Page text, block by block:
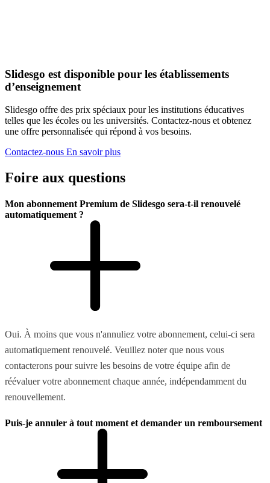
Slidesgo est disponible pour les établissements
d’enseignement
Slidesgo offre des prix spéciaux pour les institutions éducatives
telles que les écoles ou les universités. Contactez-nous et obtenez
une offre personnalisée qui répond à vos besoins.
Contactez-nous En savoir plus
Foire aux questions
Mon abonnement Premium de Slidesgo sera-t-il renouvelé
automatiquement ?
Oui. À moins que vous n'annuliez votre abonnement, celui-ci sera
automatiquement renouvelé. Veuillez noter que nous vous
contacterons pour suivre les besoins de votre équipe afin de
réévaluer votre abonnement chaque année, indépendamment du
renouvellement.
Puis-je annuler à tout moment et demander un remboursement